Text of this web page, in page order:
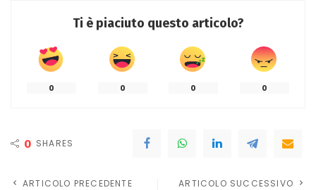
Ti è piaciuto questo articolo?
0 0 0 0
0 SHARES
ARTICOLO PRECEDENTE ARTICOLO SUCCESSIVO